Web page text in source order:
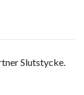
Slutstycke.